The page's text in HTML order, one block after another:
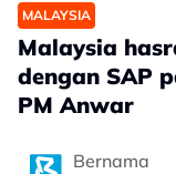
MALAYSIA
Malaysia
dengan SAP
PM Anwar
Bernama